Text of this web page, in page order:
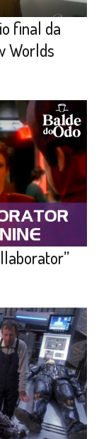
final da
Worlds